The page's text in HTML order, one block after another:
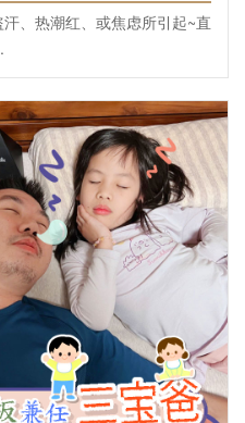
、热潮红、或焦虑所引起~直